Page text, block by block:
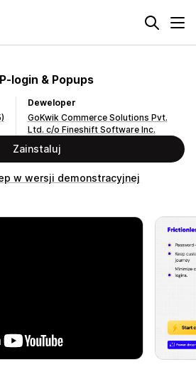
& Popups
Deweloper
GoKwik Commerce Solutions Pvt.
Ltd. c/o Fineshift Software Inc.
Zainstaluj
w wersji demonstracyjnej